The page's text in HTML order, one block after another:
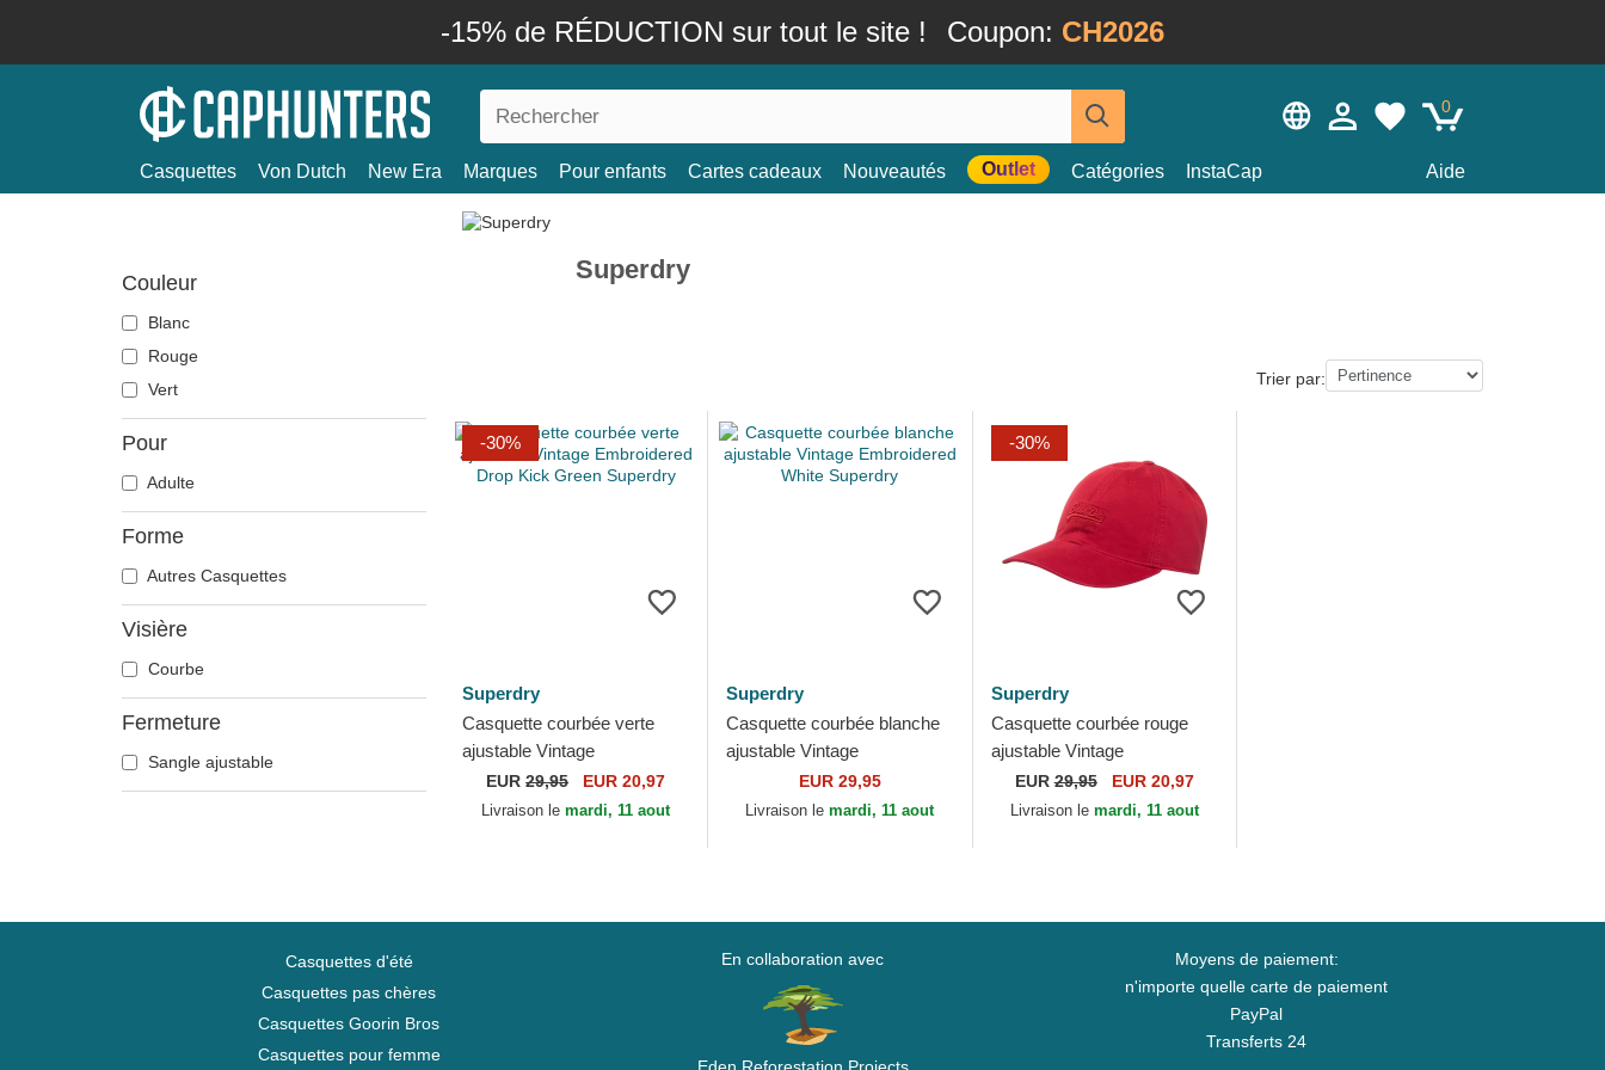
-15% de RÉDUCTION sur tout le site ! Coupon: CH2026
0
Casquettes Von Dutch New Era Marques Pour enfants Cartes cadeaux Nouveautés Outlet Catégories InstaCap Aide
Couleur
Blanc
Rouge
Vert
Pour
Adulte
Forme
Autres Casquettes
Visière
Courbe
Fermeture
Sangle ajustable
Superdry
Trier par:
-30%
Superdry
Casquette courbée verte
ajustable Vintage
Embroidered Drop Kick
Green Superdry
EUR29,95 EUR 20,97
Livraison lemardi, 11 aout
Superdry
Casquette courbée blanche
ajustable Vintage
Embroidered White Superdry
EUR 29,95
Livraison lemardi, 11 aout
-30%
Superdry
Casquette courbée rouge
ajustable Vintage
Embroidery Optic Pitch
Superdry
EUR29,95 EUR 20,97
Livraison le mardi, 11 aout
Casquettes d'été
Casquettes pas chères
Casquettes Goorin Bros
Casquettes pour femme
En collaboration avec
Moyens de paiement:
n'importe quelle carte de paiement
PayPal
Transferts 24